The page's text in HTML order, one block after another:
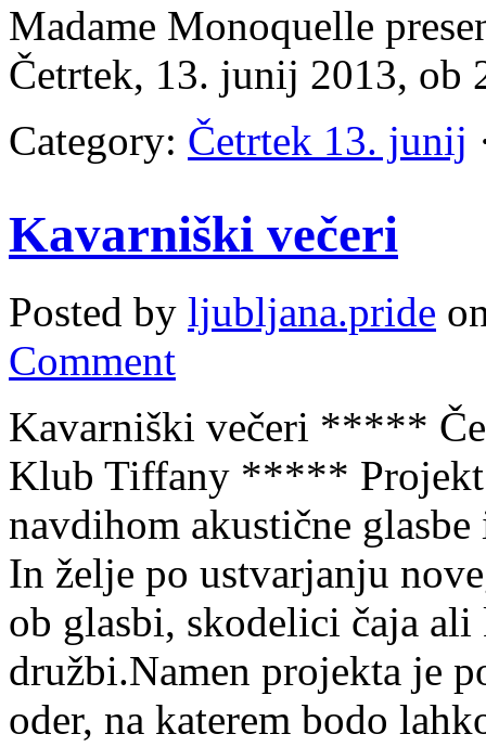
Madame Monoquelle
Četrtek, 13. junij 2013,
Category: Četrtek 13. junij
Kavarniški večeri
Posted by ljubljana.pride
Comment
Kavarniški večeri *****
Klub Tiffany ***** Projekt
navdihom akustične
In želje po ustvarjanju
ob glasbi, skodelici čaja
družbi.Namen projekta je
oder, na katerem bodo